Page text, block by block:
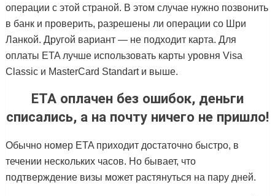
операции с этой страной. В этом случае нужно позвонить
в банк и проверить, разрешены ли операции со Шри
Ланкой. Другой вариант — не подходит карта. Для
оплаты ETA лучше использовать карты уровня Visa
Classic и MasterCard Standart и выше.
ETA оплачен без ошибок, деньги
списались, а на почту ничего не пришло!
Обычно номер ETA приходит достаточно быстро, в
течении нескольких часов. Но бывает, что
подтверждение визы может растянуться на пару дней.